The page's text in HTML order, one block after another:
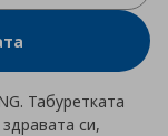
Табуретката
си,